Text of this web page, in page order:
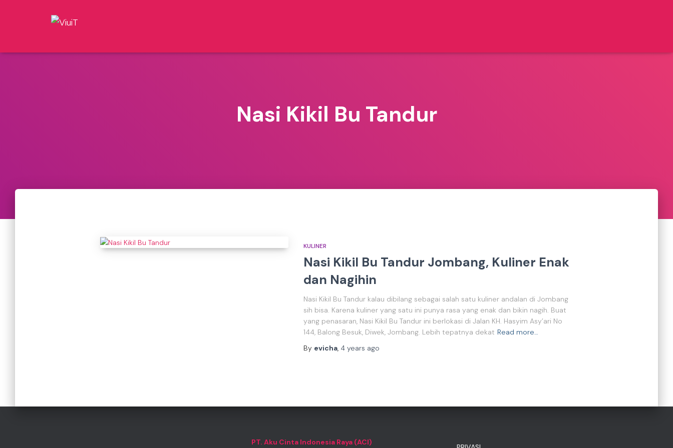
Nasi Kikil Bu Tandur
KULINER
Nasi Kikil Bu Tandur Jombang, Kuliner Enak
dan Nagihin
Nasi Kikil Bu Tandur kalau dibilang sebagai salah satu kuliner andalan di Jombang
sih bisa. Karena kuliner yang satu ini punya rasa yang enak dan bikin nagih. Buat
yang penasaran, Nasi Kikil Bu Tandur ini berlokasi di Jalan KH. Hasyim Asy’ari No
144, Balong Besuk, Diwek, Jombang. Lebih tepatnya dekat Read more…
By evicha, 4 years ago
PT. Aku Cinta Indonesia Raya (ACI)